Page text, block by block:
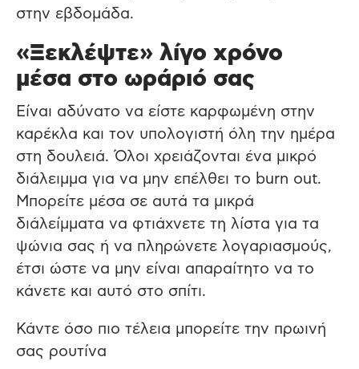
στην εβδομάδα.
«Ξεκλέψτε» λίγο χρόνο
μέσα στο ωράριό σας
Είναι αδύνατο να είστε καρφωμένη στην
καρέκλα και τον υπολογιστή όλη την ημέρα
στη δουλειά. Όλοι χρειάζονται ένα μικρό
διάλειμμα για να μην επέλθει το burn out.
Μπορείτε μέσα σε αυτά τα μικρά
διάλείμματα να φτιάχνετε τη λίστα για τα
ψώνια σας ή να πληρώνετε λογαριασμούς,
έτσι ώστε να μην είναι απαραίτητο να το
κάνετε και αυτό στο σπίτι.
Κάντε όσο πιο τέλεια μπορείτε την πρωινή
σας ρουτίνα